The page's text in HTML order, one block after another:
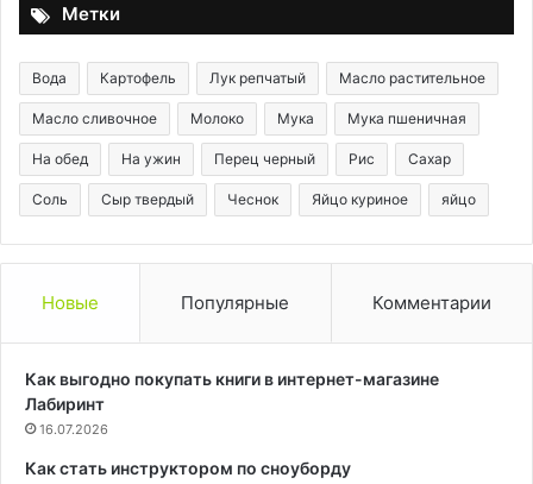
Метки
Вода Картофель Лук репчатый Масло растительное
Масло сливочное Молоко Мука Мука пшеничная
На обед На ужин Перец черный Рис Сахар
Соль Сыр твердый Чеснок Яйцо куриное яйцо
Новые Популярные Комментарии
Как выгодно покупать книги в интернет-магазине
Лабиринт
16.07.2026
Как стать инструктором по сноуборду